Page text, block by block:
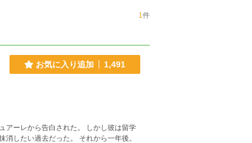
1件
お気に入り追加 1,491
白された。 しかし彼は留学
った。 それから一年後。